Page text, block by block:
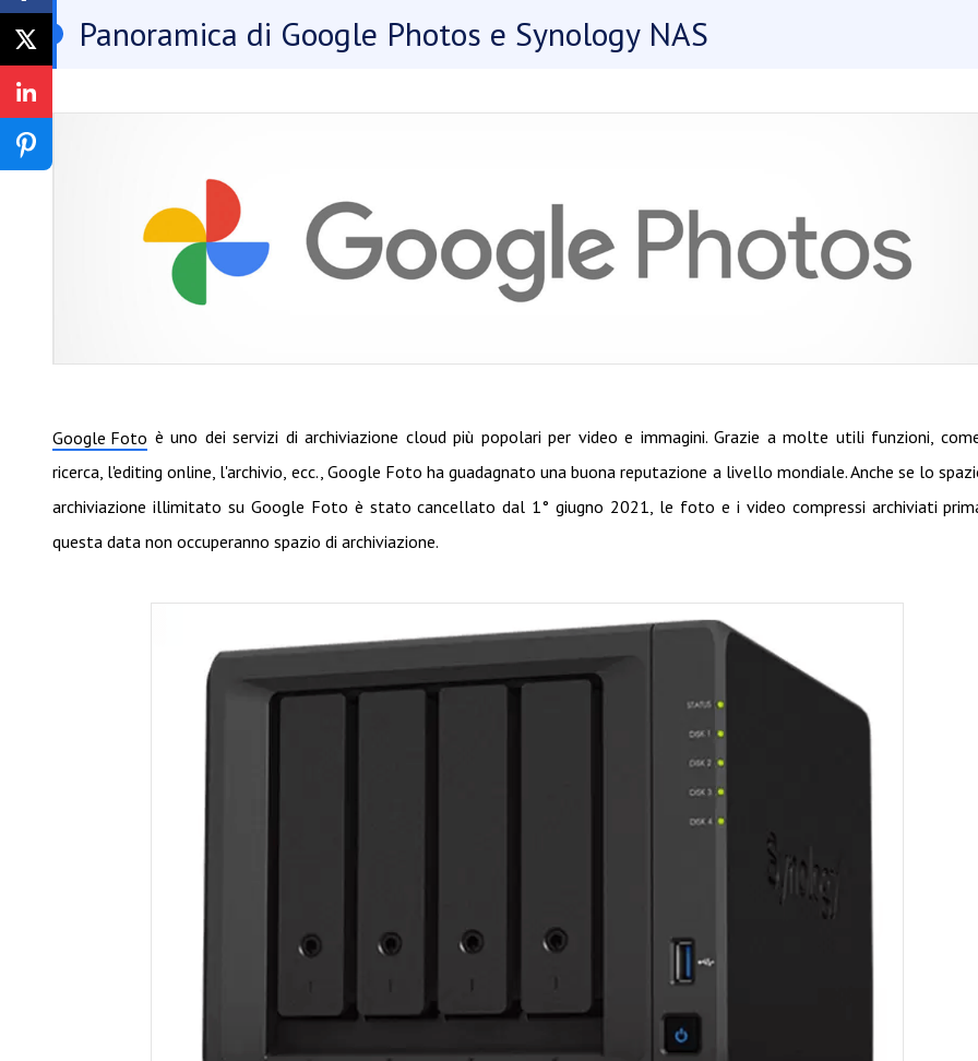
Panoramica di Google Photos e Synology NAS
Google Foto è uno dei servizi di archiviazione cloud più popolari per video e immagini. Grazie a molte utili funzioni,
ricerca, l'editing online, l'archivio, ecc., Google Foto ha guadagnato una buona reputazione a livello mondiale. Anche se lo
archiviazione illimitato su Google Foto è stato cancellato dal 1° giugno 2021, le foto e i video compressi archiviati
questa data non occuperanno spazio di archiviazione.